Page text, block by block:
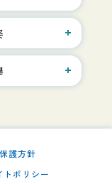
護方針
トポリシー